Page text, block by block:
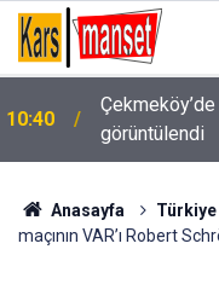
10:40
Çekmeköy’de
görüntülendi
10:40
Camiye
çarpması
Anasayfa Türkiye
maçının VAR’ı Robert